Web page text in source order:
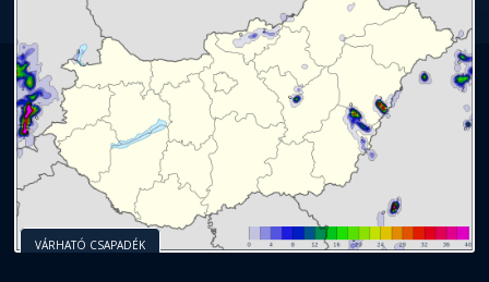
VÁRHATÓ CSAPADÉK